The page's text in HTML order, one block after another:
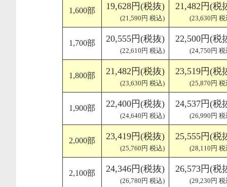
1,600部 19,628円(税抜)
(21,590円 税込)
21,482円(税
(23,630円 税
1,700部 20,555円(税抜)
(22,610円 税込)
22,500円(税
(24,750円 税
1,800部 21,482円(税抜)
(23,630円 税込)
23,519円(税
(25,870円 税
1,900部 22,400円(税抜)
(24,640円 税込)
24,537円(税
(26,990円 税
2,000部 23,419円(税抜)
(25,760円 税込)
25,555円(税
(28,110円 税
2,100部 24,346円(税抜)
(26,780円 税込)
26,573円(税
(29,230円 税